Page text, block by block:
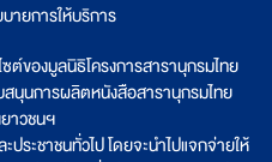
ายการให้บริการ
ต์ของมูลนิธิโครงการสารานุกรมไทย
สนุนการผลิตหนังสือสารานุกรมไทย
าวชนฯ
ประชาชนทั่วไป โดยจะนำไปแจกจ่ายให้